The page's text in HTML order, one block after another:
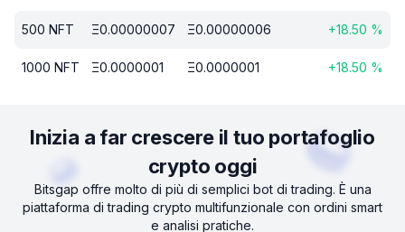
500 NFT Ξ0.00000007 Ξ0.00000006 +18.50 %
1000 NFT Ξ0.0000001 Ξ0.0000001 +18.50 %
Inizia a far crescere il tuo portafoglio
crypto oggi
Bitsgap offre molto di più di semplici bot di trading. È una
piattaforma di trading crypto multifunzionale con ordini smart
e analisi pratiche.